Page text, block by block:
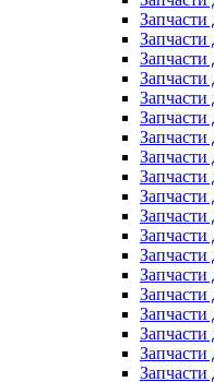
Запчасти
Запчасти
Запчасти
Запчасти
Запчасти
Запчасти
Запчасти
Запчасти
Запчасти
Запчасти
Запчасти
Запчасти